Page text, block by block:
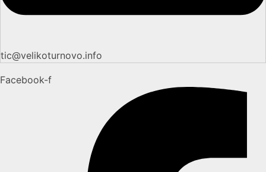
tic@velikoturnovo.info
Facebook-f